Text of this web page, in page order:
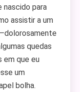
para
assistir a um
quedas
em que eu
um
bolha.